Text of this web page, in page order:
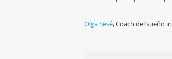
Olga Sesé,Coach del sueño